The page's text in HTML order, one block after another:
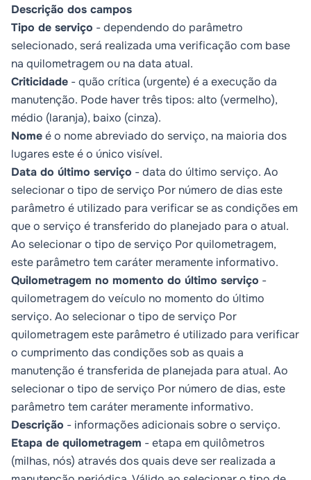
Descrição dos campos
Tipo de serviço - dependendo do parâmetro
selecionado, será realizada uma verificação com base
na quilometragem ou na data atual.
Criticidade - quão crítica (urgente) é a execução da
manutenção. Pode haver três tipos: alto (vermelho),
médio (laranja), baixo (cinza).
Nomeé o nome abreviado do serviço, na maioria dos
lugares este é o único visível.
Data do último serviço - data do último serviço. Ao
selecionar o tipo de serviço Por número de diaseste
parâmetro é utilizado para verificar se as condições em
que o serviço é transferido do planejado para o atual.
Ao selecionar o tipo de serviço Por quilometragem,
este parâmetro tem caráter meramente informativo.
Quilometragem no momento do último serviço -
quilometragem do veículo no momento do último
serviço. Ao selecionar o tipo de serviço Por
quilometragem este parâmetro é utilizado para verificar
o cumprimento das condições sob as quais a
manutenção é transferida de planejada para atual. Ao
selecionar o tipo de serviço Por número de dias, este
parâmetro tem caráter meramente informativo.
Descrição - informações adicionais sobre o serviço.
Etapa de quilometragem - etapa em quilômetros
(milhas, nós) através dos quais deve ser realizada a